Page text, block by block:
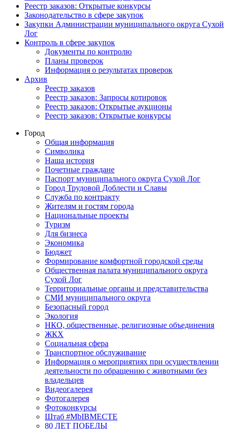
Реестр заказов: Открытые конкурсы
Законодательство в сфере закупок
Закупки Администрации муниципального округа Сухой
Лог
Контроль в сфере закупок
Документы по контролю
Планы проверок
Информация о результатах проверок
Архив
Реестр заказов
Реестр заказов: Запросы котировок
Реестр заказов: Открытые аукционы
Реестр заказов: Открытые конкурсы
Город
Общая информация
Символика
Наша история
Почетные граждане
Паспорт муниципального округа Сухой Лог
Город Трудовой Доблести и Славы
Служба по контракту
Жителям и гостям города
Национальные проекты
Туризм
Для бизнеса
Экономика
Бюджет
Формирование комфортной городской среды
Общественная палата муниципального округа
Сухой Лог
Территориальные органы и представительства
СМИ муниципального округа
Безопасный город
Экология
НКО, общественные, религиозные объединения
ЖКХ
Социальная сфера
Транспортное обслуживание
Информация о мероприятиях при осуществлении
деятельности по обращению с животными без
владельцев
Видеогалерея
Фотогалерея
Фотоконкурсы
Штаб #MbIBMECTE
80 ЛЕТ ПОБЕДЫ